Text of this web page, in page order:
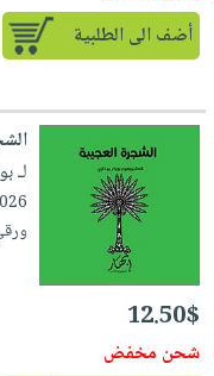
أضف الى الطلبية
لـ
12.50$
شحن مخفض